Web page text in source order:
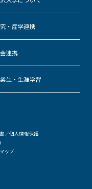
・産学連携
連携
生・生涯学習
／個人情報保護
ップ